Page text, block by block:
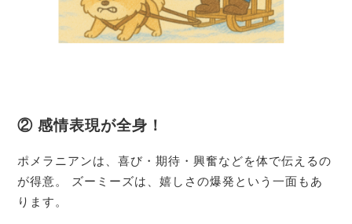
② 感情表現が全身！
ポメラニアンは、喜び・期待・興奮などを体で伝えるの
が得意。 ズーミーズは、嬉しさの爆発という一面もあ
ります。